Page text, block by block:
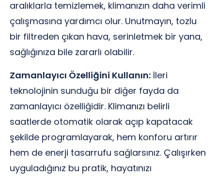
aralıklarla temizlemek, klimanızın daha verimli
çalışmasına yardımcı olur. Unutmayın, tozlu
bir filtreden çıkan hava, serinletmek bir yana,
sağlığınıza bile zararlı olabilir.
Zamanlayıcı Özelliğini Kullanın: İleri
teknolojinin sunduğu bir diğer fayda da
zamanlayıcı özelliğidir. Klimanızı belirli
saatlerde otomatik olarak açıp kapatacak
şekilde programlayarak, hem konforu artırır
hem de enerji tasarrufu sağlarsınız. Çalışırken
uyguladığınız bu pratik, hayatınızı